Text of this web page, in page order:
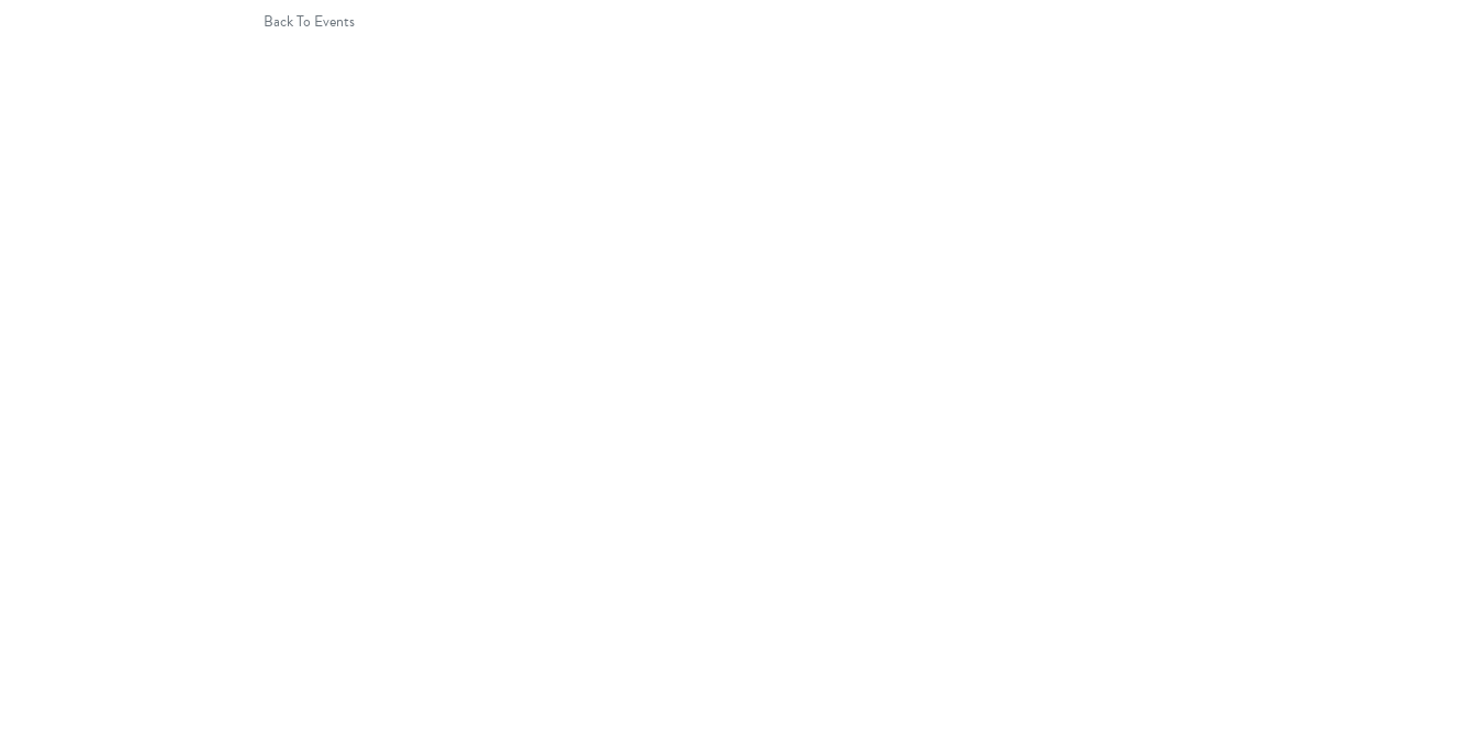
Back To Events